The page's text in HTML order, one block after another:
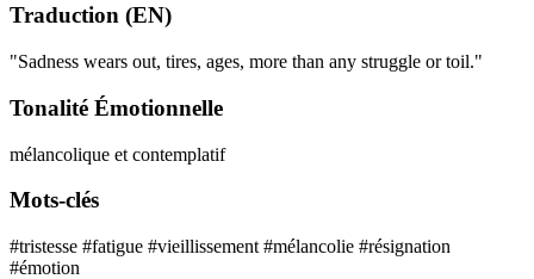
Traduction (EN)
"Sadness wears out, tires, ages, more than any struggle or toil."
Tonalité Émotionnelle
mélancolique et contemplatif
Mots-clés
#tristesse #fatigue #vieillissement #mélancolie #résignation
#émotion